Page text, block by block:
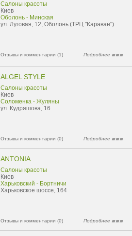
Салоны красоты
Киев
Оболонь - Минская
ул. Луговая, 12, Оболонь (ТРЦ "Караван")
Отзывы и комментарии (1) Подробнее
ALGEL STYLE
Салоны красоты
Киев
Соломенка - Жуляны
ул. Кудряшова, 16
Отзывы и комментарии (0) Подробнее
ANTONIA
Салоны красоты
Киев
Харьковский - Бортничи
Харьковское шоссе, 164
Отзывы и комментарии (0) Подробнее